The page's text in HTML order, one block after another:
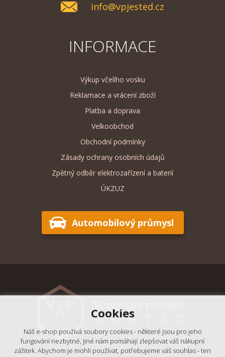
info@vpjested.cz
INFORMACE
Výkup včelího vosku
Reklamace a vrácení zboží
Platba a doprava
Velkoobchod
Obchodní podmínky
Zásady ochrany osobních údajů
Zpětný odběr elektrozařízení a baterií
ÚKZUZ
Automobilový průmysl
Cookies
Náš e-shop používá soubory cookies - některé jsou pro jeho
fungování nezbytné, jiné nám pomáhají zlepšovat váš nákupní
zážitek. Abychom je mohli používat, potřebujeme váš souhlas - ten